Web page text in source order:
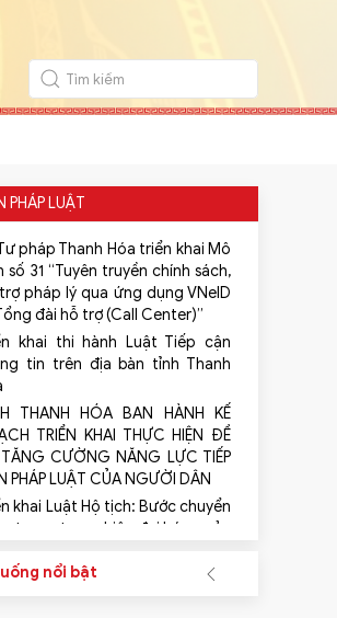
PHÁP LUẬT
pháp Thanh Hóa triển khai Mô
số 31 “Tuyên truyền chính sách,
pháp lý qua ứng dụng VNeID
đài hỗ trợ (Call Center)”
khai thi hành Luật Tiếp cận
tin trên địa bàn tỉnh Thanh
THANH HÓA BAN HÀNH KẾ
TRIỂN KHAI THỰC HIỆN ĐỀ
CƯỜNG NĂNG LỰC TIẾP
PHÁP LUẬT CỦA NGƯỜI DÂN
khai Luật Hộ tịch: Bước chuyển
trọng trong hiện đại hóa quản
nổi bật